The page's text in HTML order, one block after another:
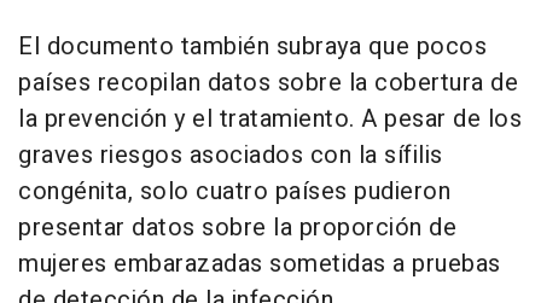
El documento también subraya que pocos
países recopilan datos sobre la cobertura de
la prevención y el tratamiento. A pesar de los
graves riesgos asociados con la sífilis
congénita, solo cuatro países pudieron
presentar datos sobre la proporción de
mujeres embarazadas sometidas a pruebas